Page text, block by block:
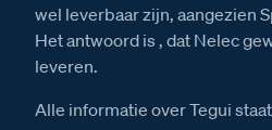
wel leverbaar zijn, aangezien
Het antwoord is , dat Nelec
leveren.
Alle informatie over Tegui